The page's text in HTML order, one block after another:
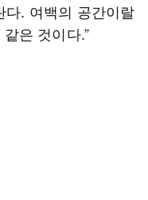
다. 여백의 공간이랄
은 것이다.”